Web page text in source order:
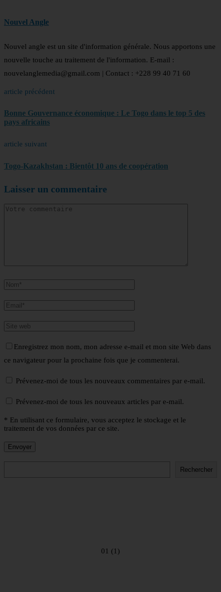
Nouvel Angle
Nouvel angle est un site d'information générale. Nous apportons une
nouvelle touche au traitement de l'information. E-mail :
nouvelanglemedia@gmail.com | Contact : +228 99 40 71 60
article précédent
Bonne Gouvernance économique : Le Togo dans le top 5 des
pays africains
article suivant
Togo-Kazakhstan : Bientôt 10 ans de coopération
Laisser un commentaire
Enregistrez mon nom, mon adresse e-mail et mon site Web dans
ce navigateur pour la prochaine fois que je commenterai.
Prévenez-moi de tous les nouveaux commentaires par e-mail.
Prévenez-moi de tous les nouveaux articles par e-mail.
* En utilisant ce formulaire, vous acceptez le stockage et le
traitement de vos données par ce site.
Rechercher
01 (1)